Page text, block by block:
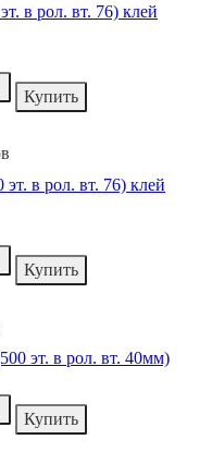
в рол. вт. 76) клей
в рол. вт. 76) клей
эт. в рол. вт. 40мм)